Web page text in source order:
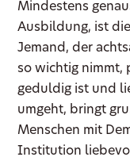
Mindestens
Ausbildung, ist
Jemand, der
so wichtig nimmt,
geduldig ist und
umgeht, bringt
Menschen mit
Institution